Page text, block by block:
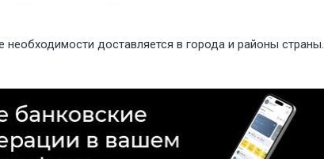
необходимости доставляется в города и районы страны.